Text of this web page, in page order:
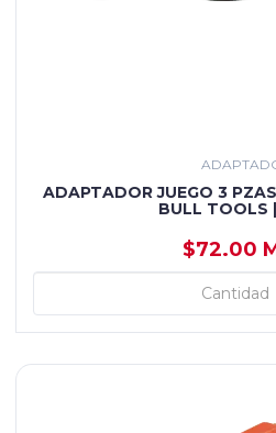
ADAPTADOR JUEGO 3
BULL TOOLS
$72.00
+